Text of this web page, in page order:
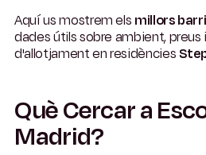
Aquí us mostrem els millors
dades útils sobre ambient,
d'allotjament en residències
Què Cercar a
Madrid?